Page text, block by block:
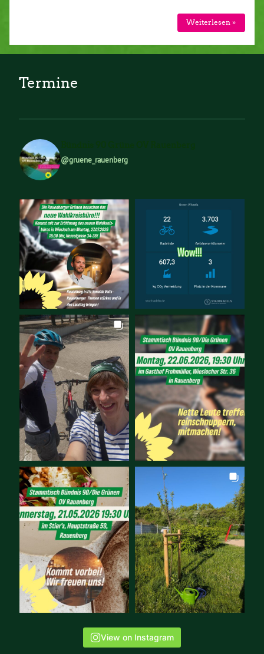
Weiterlesen »
Termine
@gruene_rauenberg
View on Instagram